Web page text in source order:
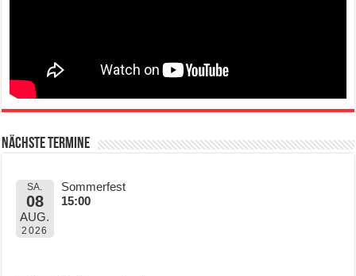
Nächste Termine
SA.
08
AUG.
2026
Sommerfest
15:00